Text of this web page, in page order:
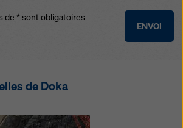
ENVOI
de * sont obligatoires
de Doka